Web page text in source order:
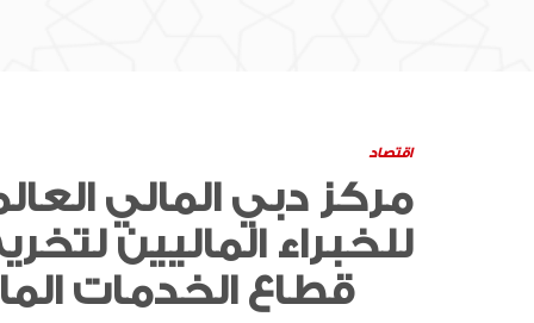
اقتصاد
مركز دبي المالي
للخبراء الماليين
قطاع الخدمات المالية